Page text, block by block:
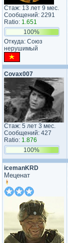
Стаж: 13 лет 9 мес.
Сообщений: 2291
Ratio: 1.651
100%
Откуда: Союз
нерушимый
Covax007
Стаж: 5 лет 3 мес.
Сообщений: 427
Ratio: 1.876
100%
icemanKRD
Меценат